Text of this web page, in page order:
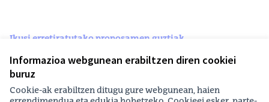
Informazioa webgunean erabiltzen diren cookiei
buruz
Cookie-ak erabiltzen ditugu gure webgunean, haien
Ikusi erretiratutako proposamen guztiak
Printzipioak eta erabilera-arauak
Cookien konfigurazioa
EHUagora Facebooken
EHUagora Instagramen
EHUagora YouTuben